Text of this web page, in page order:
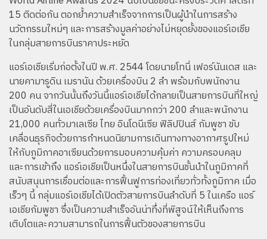
15 ติดต่อกัน ตอกย้ำความสำเร็จจากการเป็นผู้นำในการสร้าง
นวัตกรรมใหม่ๆ และการสร้างมูลค่าอย่างไม่หยุดยั้งของแอร์เอเชีย
ในกลุ่มสายการบินราคาประหยัด
แอร์เอเชียเริ่มก่อตั้งในปี พ.ศ. 2544 โดยนายโทนี่ เฟอร์นันเดส และ
นายคามารูดิน เมรานัน ด้วยเครื่องบิน 2 ลำ พร้อมกับพนักงาน
200 คน จากวันนั้นถึงวันนี้แอร์เอเชียได้กลายเป็นสายการบินที่ใหญ่
เป็นอันดับสี่ในเอเชียด้วยเครื่องบินมากกว่า 200 ลำและพนักงาน
21,000 คนทั่วมาเลเซีย ไทย อินโดนีเซีย ฟิลิปปินส์ กัมพูชา ขับ
เคลื่อนธุรกิจด้วยการกำหนดนิยามการเดินทางทางอากาศรูปใหม่
ให้กับภูมิภาคอาเซียนด้วยการมอบความคุ้มค่า ความครอบคลุม
และการเข้าถึง แอร์เอเชียเป็นหนึ่งในสายการบินชั้นนำในภูมิภาคที่
สนับสนุนการเชื่อมต่อและการฟื้นฟูการท่องเที่ยวทั่วทั้งภูมิภาค เมื่อ
เร็วๆ นี้ กลุ่มแอร์เอเชียได้เปิดตัวสายการบินลำดับที่ 5 ในเครือ แอร์
เอเชียกัมพูชา ซึ่งเป็นความสำเร็จอันน่าทึ่งที่พิสูจน์ให้เห็นถึงการ
เติบโตและความสามารถในการฟื้นตัวของสายการบิน